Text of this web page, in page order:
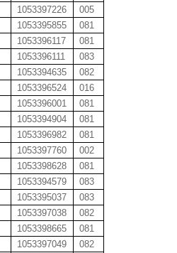
1053397226
005
1053395855
081
1053396117
081
1053396111
083
1053394635
082
1053396524
016
1053396001
081
1053394904
081
1053396982
081
1053397760
002
1053398628
081
1053394579
083
1053395037
083
1053397038
082
1053398665
081
1053397049
082